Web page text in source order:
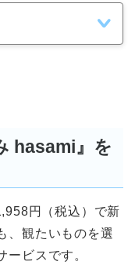
hasami』を
円（税込）で新
、観たいものを選
ービスです。